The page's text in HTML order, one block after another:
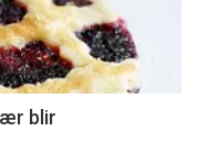
blir